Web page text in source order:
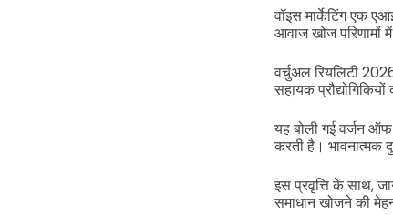
वॉइस मार्केटिंग एक
आवाज खोज परिणामों
वर्चुअल रियलिटी
सहायक
यह बोली गई वर्जन ऑफ
करती है। भावनात्मक
इस प्रवृत्ति के साथ,
समाधान खोजने की